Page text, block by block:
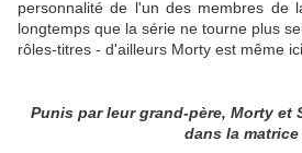
personnalité de l'un des membres de
longtemps que la série ne tourne plus
rôles-titres - d'ailleurs Morty est même
Punis par leur grand-père, Morty et
dans la matrice